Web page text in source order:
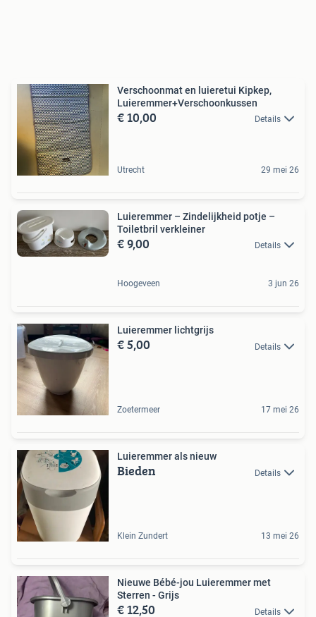
Verschoonmat en luieretui Kipkep,
Luieremmer+Verschoonkussen
€ 10,00 Details
Utrecht 29 mei 26
Luieremmer – Zindelijkheid potje –
Toiletbril verkleiner
€ 9,00 Details
Hoogeveen 3 jun 26
Luieremmer lichtgrijs
€ 5,00 Details
Zoetermeer 17 mei 26
Luieremmer als nieuw
Bieden Details
Klein Zundert 13 mei 26
Nieuwe Bébé-jou Luieremmer met
Sterren - Grijs
€ 12,50 Details